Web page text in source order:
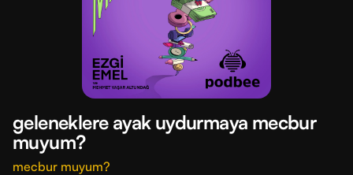
geleneklere ayak uydurmaya mecbur
muyum?
mecbur muyum?